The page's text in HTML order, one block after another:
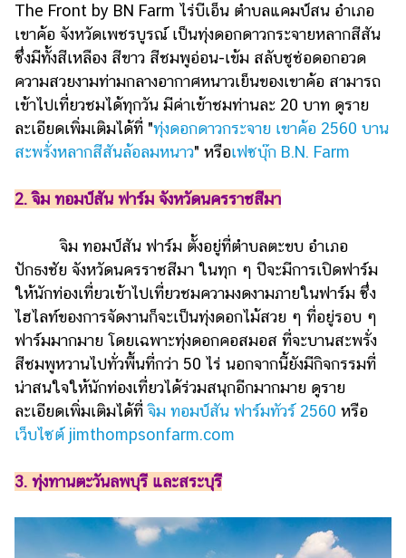
Infographic
บริการ
แอปฯ
กระปุก
คอร์ส
เรียน
ออนไลน์
ติดต่อ
โฆษณา
แจ้ง
ร่วม
งาน
กับ
The Front by BN Farm ไร่บีเอ็น ตำบลแคมป์สน อำเภอ
เขาค้อ จังหวัดเพชรบูรณ์ เป็นทุ่งดอกดาวกระจายหลากสีสัน
ซึ่งมีทั้งสีเหลือง สีขาว สีชมพูอ่อน-เข้ม สลับชูช่อดอกอวด
ความสวยงามท่ามกลางอากาศหนาวเย็นของเขาค้อ สามารถ
เข้าไปเที่ยวชมได้ทุกวัน มีค่าเข้าชมท่านละ 20 บาท ดูราย
ละเอียดเพิ่มเติมได้ที่ "ทุ่งดอกดาวกระจาย เขาค้อ 2560 บาน
สะพรั่งหลากสีสันล้อลมหนาว" หรือเฟซบุ๊ก B.N. Farm
2. จิม ทอมป์สัน ฟาร์ม จังหวัดนครราชสีมา
จิม ทอมป์สัน ฟาร์ม ตั้งอยู่ที่ตำบลตะขบ อำเภอ
ปักธงชัย จังหวัดนครราชสีมา ในทุก ๆ ปีจะมีการเปิดฟาร์ม
ให้นักท่องเที่ยวเข้าไปเที่ยวชมความงดงามภายในฟาร์ม ซึ่ง
ไฮไลท์ของการจัดงานก็จะเป็นทุ่งดอกไม้สวย ๆ ที่อยู่รอบ ๆ
ฟาร์มมากมาย โดยเฉพาะทุ่งดอกคอสมอส ที่จะบานสะพรั่ง
สีชมพูหวานไปทั่วพื้นที่กว่า 50 ไร่ นอกจากนี้ยังมีกิจกรรมที่
น่าสนใจให้นักท่องเที่ยวได้ร่วมสนุกอีกมากมาย ดูราย
ละเอียดเพิ่มเติมได้ที่จิม ทอมป์สัน ฟาร์มทัวร์ 2560 หรือ
เว็บไซต์ jimthompsonfarm.com
3. ทุ่งทานตะวันลพบุรี และสระบุรี